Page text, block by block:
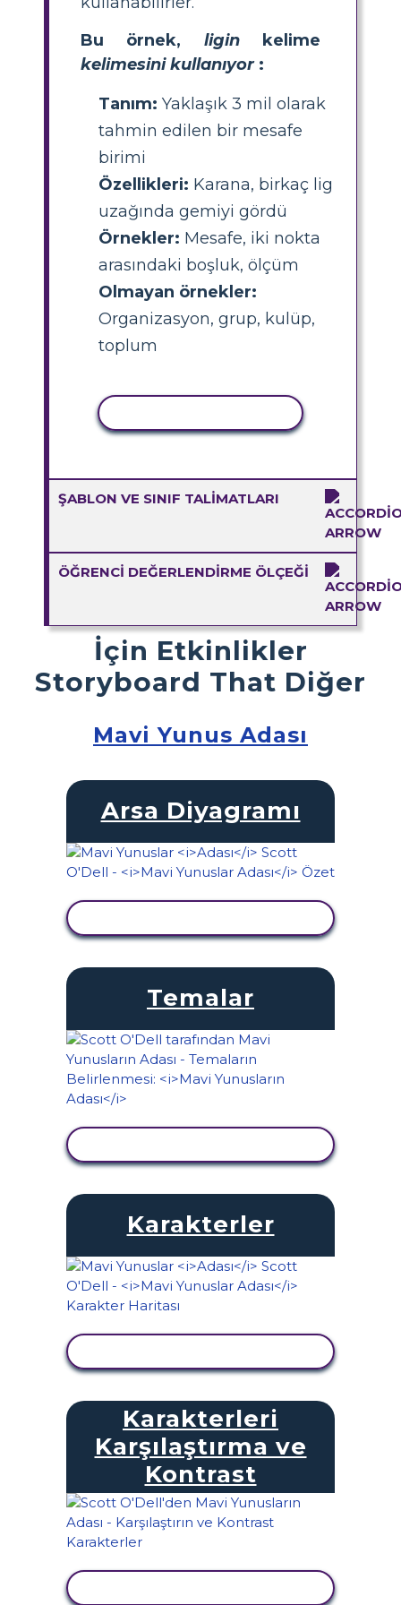
Bu örnek, liginkelime
kelimesini kullanıyor:
Tanım: Yaklaşık 3 mil olarak
tahmin edilen bir mesafe
birimi
Özellikleri: Karana, birkaç lig
uzağında gemiyi gördü
Örnekler: Mesafe, iki nokta
arasındaki boşluk, ölçüm
Olmayan örnekler:
Organizasyon, grup, kulüp,
toplum
ŞABLON VE SINIF TALIMATLARI
ÖĞRENCI DEĞERLENDIRME ÖLÇEĞI
İçin Etkinlikler
Storyboard That Diğer
Mavi Yunus Adası
Arsa Diyagramı
Temalar
Karakterler
Karakterleri
Karşılaştırma ve
Kontrast